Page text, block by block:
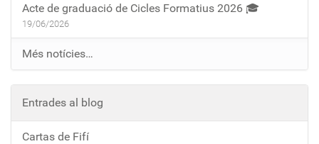
Acte de graduació de Cicles Formatius 2026 🎓
19/06/2026
Més notícies…
Entrades al blog
Cartas de Fifí